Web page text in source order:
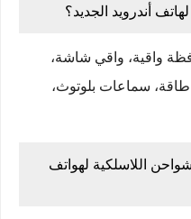
أندرويد الجديد؟
واقية، واقي شاشة،
سماعات بلوتوث،
اللاسلكية لهواتف